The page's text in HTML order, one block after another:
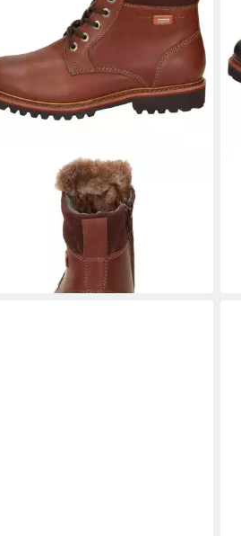
Adalr.-704-TEX-LF-H
UVP179,90 €